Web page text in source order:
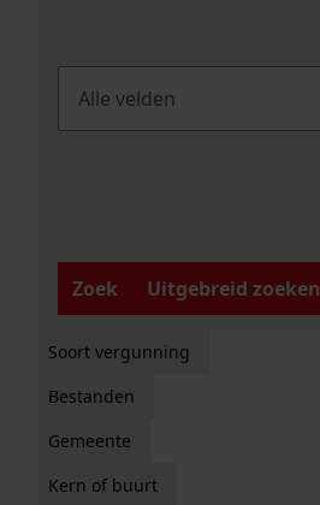
Zoek
Uitgebreid zoeken
Soort vergunning
Bestanden
Gemeente
Kern of buurt